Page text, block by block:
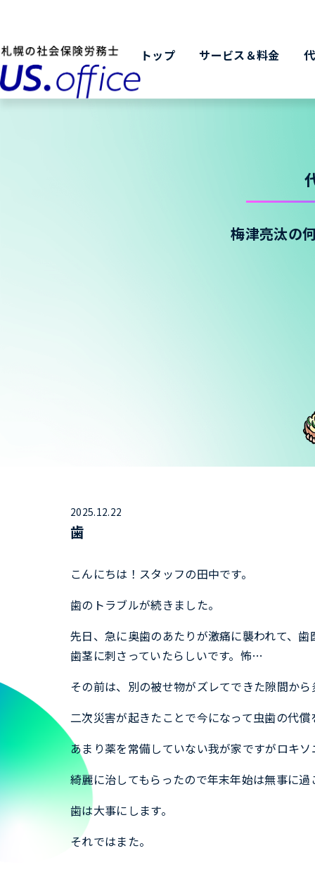
トップ サービス＆料金
梅津亮汰の
2025.12.22
歯
こんにちは！スタッフの田中です。
歯のトラブルが続きました。
先日、急に奥歯のあたりが激痛に襲われて、
歯茎に刺さっていたらしいです。怖…
その前は、別の被せ物がズレてできた隙間か
二次災害が起きたことで今になって虫歯の代
あまり薬を常備していない我が家ですがロキ
綺麗に治してもらったので年末年始は無事に
歯は大事にします。
それではまた。